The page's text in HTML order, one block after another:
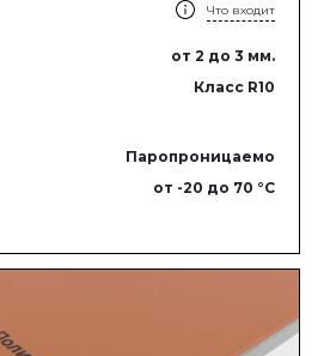
Что входит
от 2 до 3 мм.
Класс R10
Паропроницаемо
от -20 до 70 °C